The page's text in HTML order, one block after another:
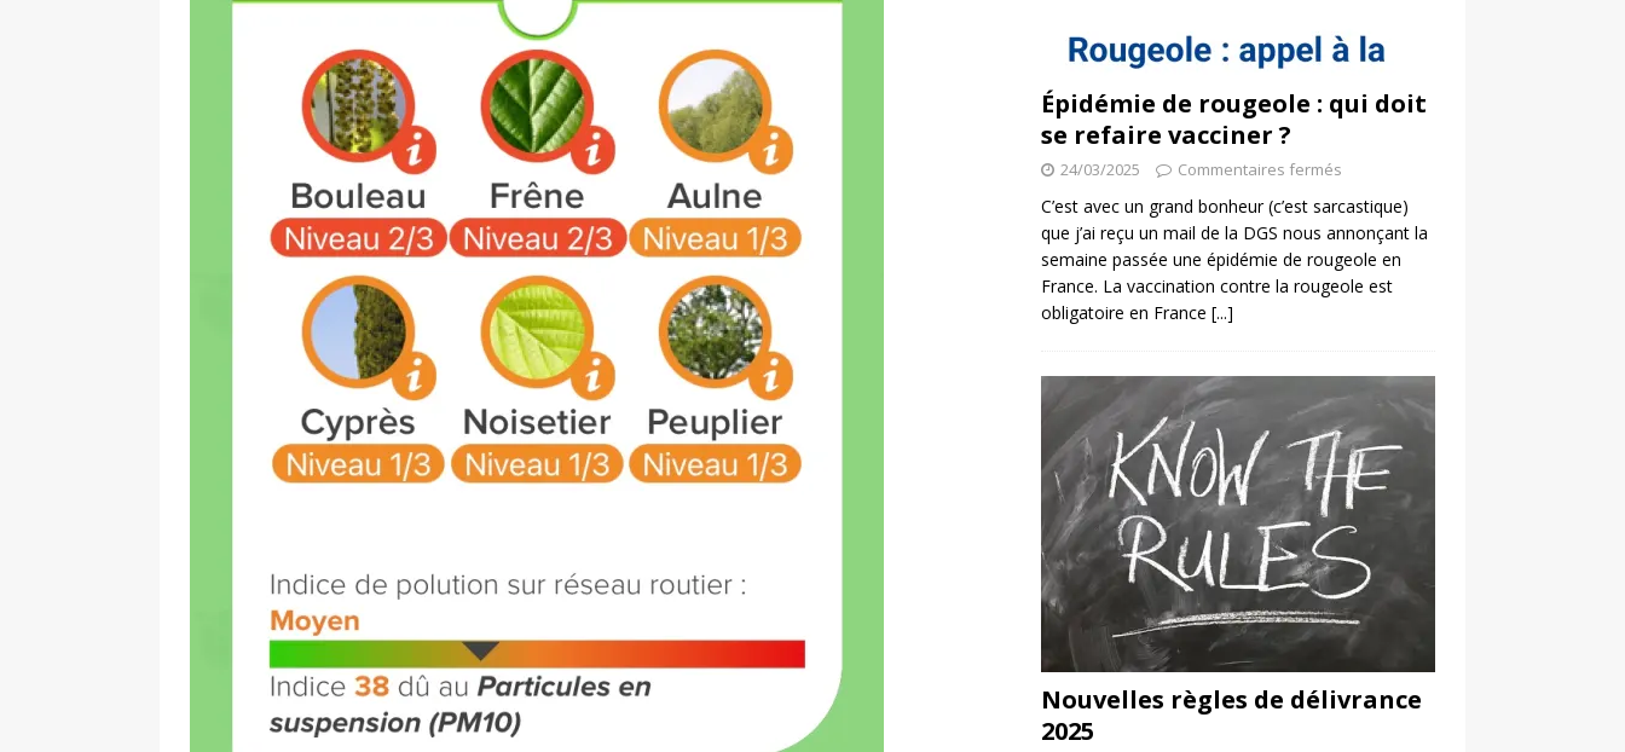
Épidémie de rougeole : qui doit
se refaire vacciner ?
24/03/2025 Commentaires fermés
C’est avec un grand bonheur (c’est sarcastique)
que j’ai reçu un mail de la DGS nous annonçant la
semaine passée une épidémie de rougeole en
France. La vaccination contre la rougeole est
obligatoire en France [...]
Nouvelles règles de délivrance
2025